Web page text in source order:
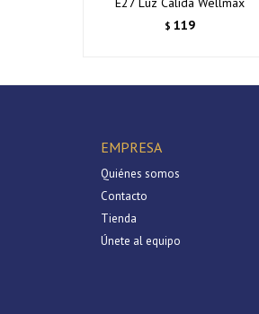
$ 119
EMPRESA
Quiénes somos
Contacto
Tienda
Únete al equipo